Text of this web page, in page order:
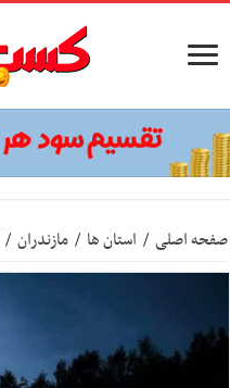
صفحه اصلی / استان ها / مازندران /